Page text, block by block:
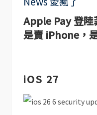
Apple Pay 登
是賣 iPhone，
iOS 27